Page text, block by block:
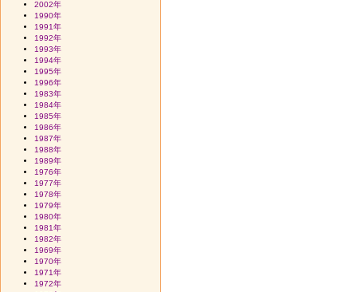
2002年
1990年
1991年
1992年
1993年
1994年
1995年
1996年
1983年
1984年
1985年
1986年
1987年
1988年
1989年
1976年
1977年
1978年
1979年
1980年
1981年
1982年
1969年
1970年
1971年
1972年